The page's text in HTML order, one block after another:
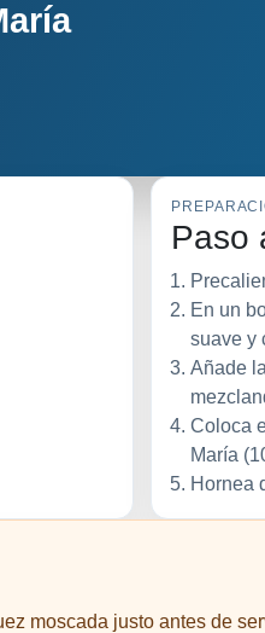
Paso
En un
suave y
Añade
Coloca
María
Hornea
moscada justo antes de